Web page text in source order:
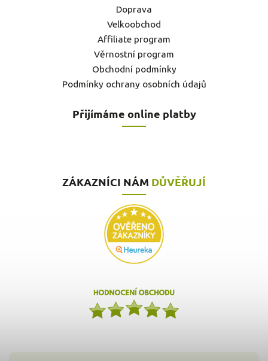
Doprava
Velkoobchod
Affiliate program
Věrnostní program
Obchodní podmínky
Podmínky ochrany osobních údajů
Přijímáme online platby
ZÁKAZNÍCI NÁM DŮVĚŘUJÍ